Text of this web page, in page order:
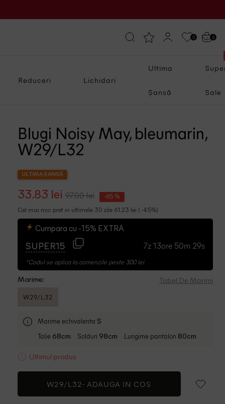
0 0
Reduceri Lichidari
Ultima
Șansă Sale
Blugi Noisy May, bleumarin,
W29/L32
ULTIMA ȘANSĂ
33.83 lei 97.00 lei -65 %
Cel mai mic pret in ultimele 30 zile 61.23 lei ( -45%)
Cumpara cu -15% EXTRA
SUPER15 7z 13ore 50m 28s
*Codul se aplica la comenzile peste 300 lei
Marime: Tabel De Marimi
W29/L32
Marime echivalenta S
Talie 68cm Solduri 98cm Lungime pantalon 80cm
Ultimul produs
W29/L32-ADAUGA IN COS